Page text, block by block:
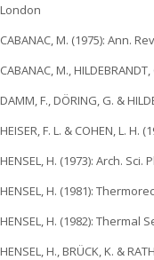
London
CABANAC, M. (1975): Ann.
CABANAC, M.,
DAMM, F., DÖRING, G. &
HEISER, F. L. & COHEN, L. H.
HENSEL, H. (1973): Arch. Sci.
HENSEL, H. (1981):
HENSEL, H. (1982):
HENSEL, H., BRÜCK, K. &